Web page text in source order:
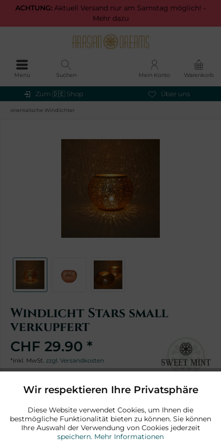
ACHTUNG: Aktuell Versand nur am Samstag möglich! -
Mehr dazu
Zum 🇩🇪 Shop Über uns
Menü Warenkorb
Mein Konto
Suchen
orientalische Windlichter
Windlicht Stars small
verkupfert
CHF 29.90 *
*inkl. MwSt. zzgl. Versandkosten
Funktionale Aktiv
Marketing Aktiv
Wir respektieren Ihre Privatsphäre
Diese Website verwendet Cookies, um Ihnen die
bestmögliche Funktionalität bieten zu können. Sie können
Ihre Auswahl der Verwendung von Cookies jederzeit
speichern. Mehr Informationen